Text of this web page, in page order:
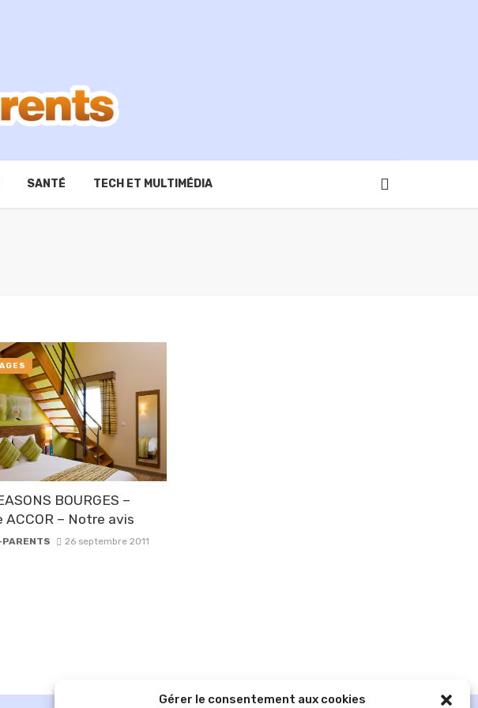
Gérer le consentement aux cookies
SANTÉ TECH ET MULTIMÉDIA
BOURGES –
ACCOR – Notre avis
26 septembre 2011